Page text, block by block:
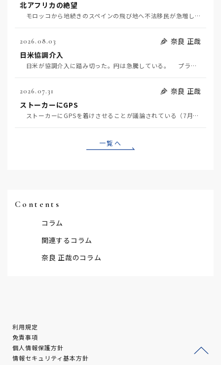
北アフリカの絶望
モロッコから地続きのスペインの飛び地へ不法移民が急増していて、当地の大問題となっている。「海を泳い…
2026.08.03
奈良 正哉
日米協調介入
日米が協調介入に踏み切った。円は急騰している。 プラザ合意以降、協調介入は為替相場の転機になって…
2026.07.31
奈良 正哉
ストーカーにGPS
ストーカーにGPSを着けさせることが議論されている（7月29日日経）。反対派は「ストーカーにも人権…
一覧へ
Contents
コラム
関連するコラム
奈良 正哉のコラム
利用規定
免責事項
個人情報保護方針
情報セキュリティ基本方針